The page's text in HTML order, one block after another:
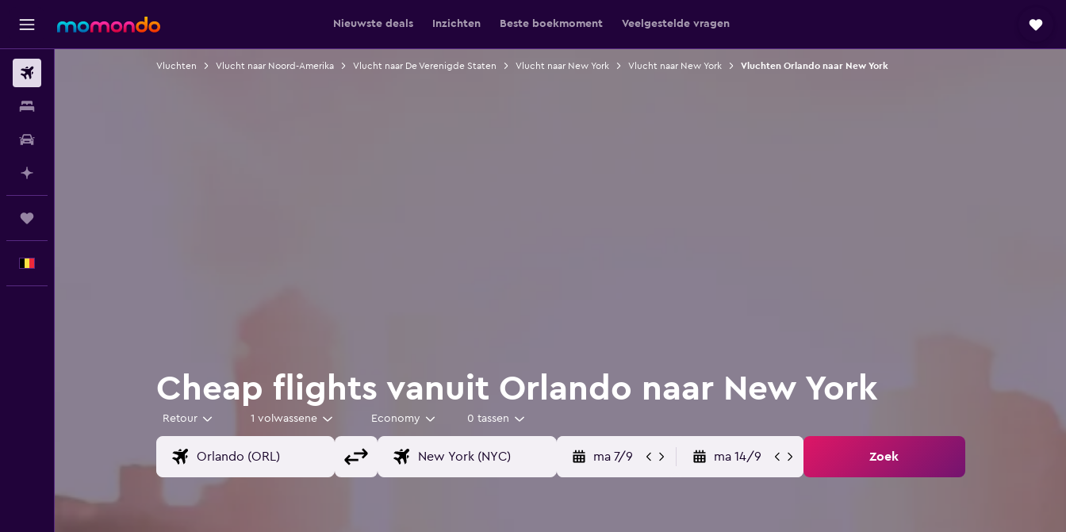
Nieuwste deals Inzichten Beste boekmoment Veelgestelde vragen
Vluchten Vlucht naar Noord-Amerika Vlucht naar De Verenigde Staten Vlucht naar New York Vlucht naar New York Vluchten Orlando naar New York
Cheap flights vanuit Orlando naar New York
Retour 1 volwassene Economy 0 tassen
ma 7/9 ma 14/9 Zoek